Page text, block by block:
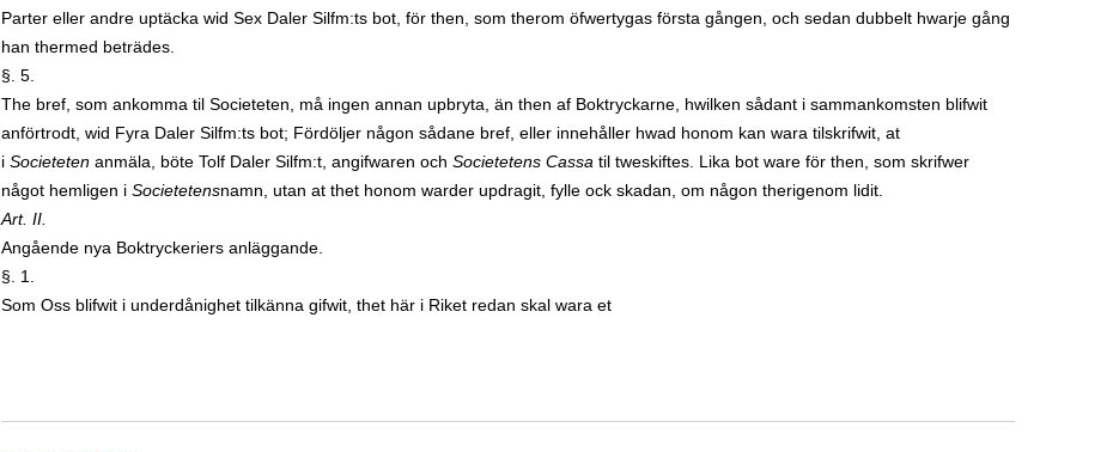
Parter eller andre uptäcka wid Sex Daler Silfm:ts bot, för then, som therom öfwertygas första gången, och sedan dubbelt hwarje gång
han thermed beträdes.
§. 5.
The bref, som ankomma til Societeten, må ingen annan upbryta, än then af Boktryckarne, hwilken sådant i sammankomsten blifwit
anförtrodt, wid Fyra Daler Silfm:ts bot; Fördöljer någon sådane bref, eller innehåller hwad honom kan wara tilskrifwit, at
i Societetenanmäla, böte Tolf Daler Silfm:t, angifwaren och Societetens Cassa til tweskiftes. Lika bot ware för then, som skrifwer
något hemligen i Societetensnamn, utan at thet honom warder updragit, fylle ock skadan, om någon therigenom lidit.
Art. II.
Angående nya Boktryckeriers anläggande.
§. 1.
Som Oss blifwit i underdånighet tilkänna gifwit, thet här i Riket redan skal wara et